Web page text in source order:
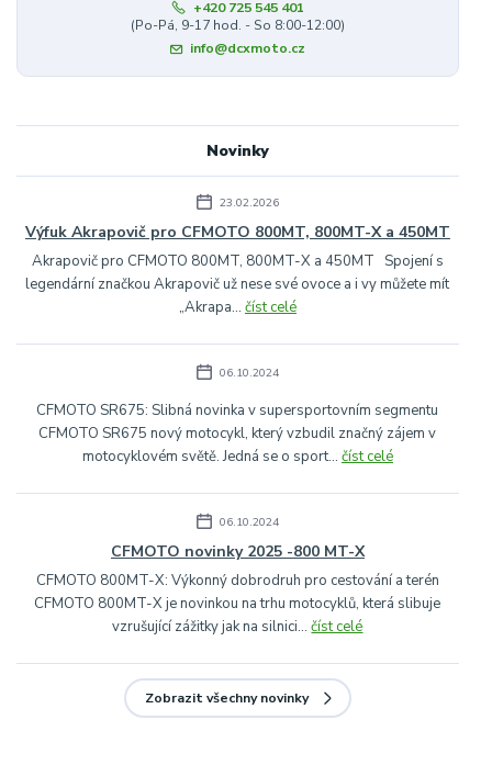
+420 725 545 401
(Po-Pá, 9-17 hod. - So 8:00-12:00)
info@dcxmoto.cz
Novinky
23.02.2026
Výfuk Akrapovič pro CFMOTO 800MT, 800MT-X a 450MT
Akrapovič pro CFMOTO 800MT, 800MT-X a 450MT Spojení s
legendární značkou Akrapovič už nese své ovoce a i vy můžete mít
„Akrapa... číst celé
06.10.2024
CFMOTO SR675: Slibná novinka v supersportovním segmentu
CFMOTO SR675 nový motocykl, který vzbudil značný zájem v
motocyklovém světě. Jedná se o sport... číst celé
06.10.2024
CFMOTO novinky 2025 -800 MT-X
CFMOTO 800MT-X: Výkonný dobrodruh pro cestování a terén
CFMOTO 800MT-X je novinkou na trhu motocyklů, která slibuje
vzrušující zážitky jak na silnici...číst celé
Zobrazit všechny novinky